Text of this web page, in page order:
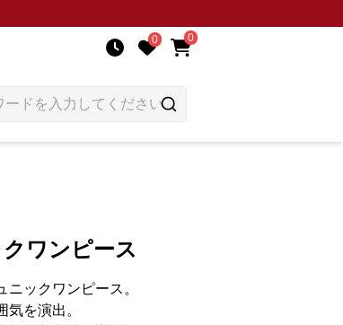
0 0
ワンピース
ックワンピース。
を演出。